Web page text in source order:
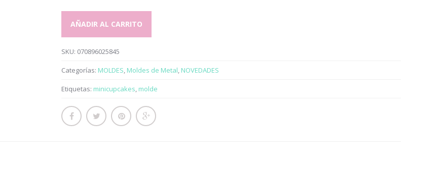
Cupcakes
-
Wilton
cantidad
AÑADIR AL CARRITO
SKU: 070896025845
Categorías: MOLDES, Moldes de Metal, NOVEDADES
Etiquetas: minicupcakes, molde